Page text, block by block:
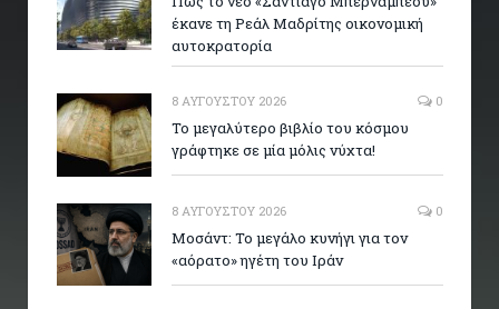
έκανε τη Ρεάλ Μαδρίτης οικονομική
αυτοκρατορία
8 ΑΥΓΟΎΣΤΟΥ 2026 0
Το μεγαλύτερο βιβλίο του κόσμου
γράφτηκε σε μία μόλις νύχτα!
8 ΑΥΓΟΎΣΤΟΥ 2026 0
Μοσάντ: Το μεγάλο κυνήγι για τον
«αόρατο» ηγέτη του Ιράν